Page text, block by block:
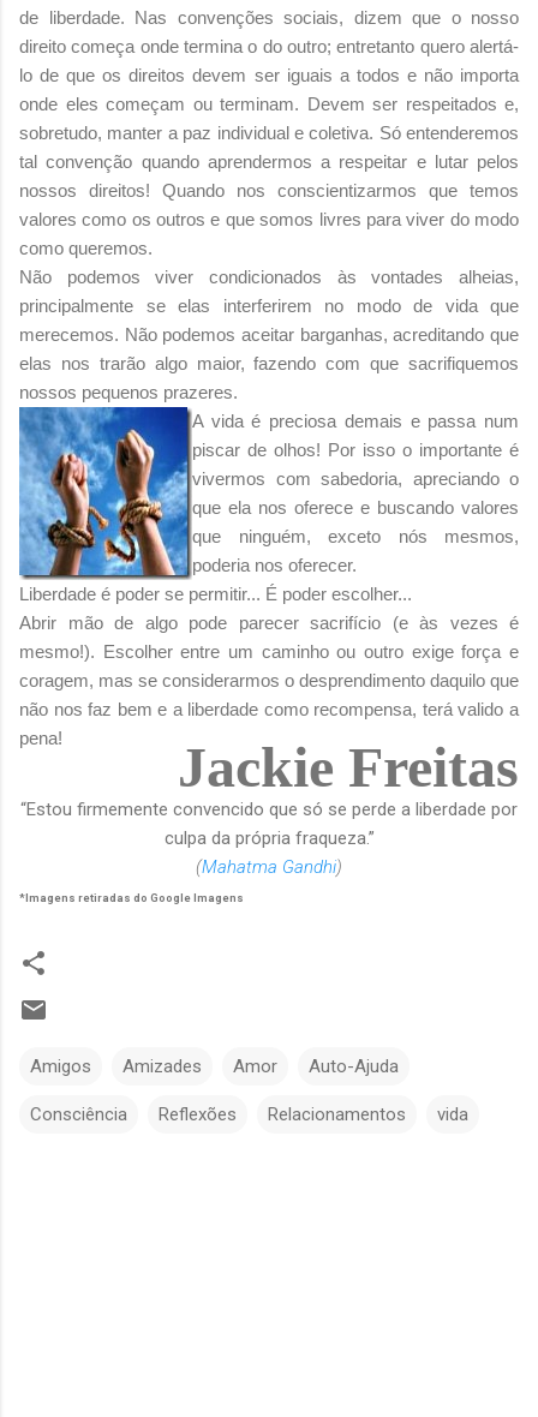
de liberdade. Nas convenções sociais, dizem que o nosso
direito começa onde termina o do outro; entretanto quero alertá-
lo de que os direitos devem ser iguais a todos e não importa
onde eles começam ou terminam. Devem ser respeitados e,
sobretudo, manter a paz individual e coletiva. Só entenderemos
tal convenção quando aprendermos a respeitar e lutar pelos
nossos direitos! Quando nos conscientizarmos que temos
valores como os outros e que somos livres para viver do modo
como queremos.
Não podemos viver condicionados às vontades alheias,
principalmente se elas interferirem no modo de vida que
merecemos. Não podemos aceitar barganhas, acreditando que
elas nos trarão algo maior, fazendo com que sacrifiquemos
nossos pequenos prazeres.
A vida é preciosa demais e passa num
piscar de olhos! Por isso o importante é
vivermos com sabedoria, apreciando o
que ela nos oferece e buscando valores
que ninguém, exceto nós mesmos,
poderia nos oferecer.
Liberdade é poder se permitir... É poder escolher...
Abrir mão de algo pode parecer sacrifício (e às vezes é
mesmo!). Escolher entre um caminho ou outro exige força e
coragem, mas se considerarmos o desprendimento daquilo que
não nos faz bem e a liberdade como recompensa, terá valido a
pena!
Jackie Freitas
“Estou firmemente convencido que só se perde a liberdade por
culpa da própria fraqueza.”
(Mahatma Gandhi)
*Imagens retiradas do Google Imagens
Amigos Amizades Amor Auto-Ajuda
Consciência Reflexões Relacionamentos vida